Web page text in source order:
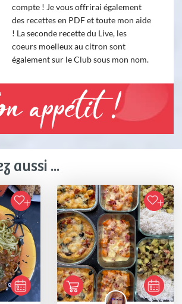
compte ! Je vous offrirai également
des recettes en PDF et toute mon aide
! La seconde recette du Live, les
coeurs moelleux au citron sont
également sur le Club sous mon nom.
appétit !
aussi ...